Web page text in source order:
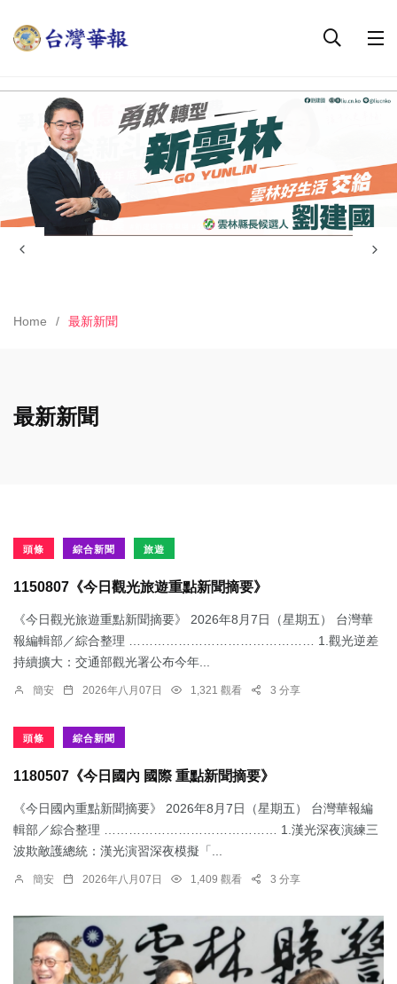
Home 最新新聞
最新新聞
頭條 綜合新聞 旅遊
1150807《今日觀光旅遊重點新聞摘要》
《今日觀光旅遊重點新聞摘要》 2026年8月7日（星期五） 台灣華
報編輯部／綜合整理 ……………………………………… 1.觀光逆差
持續擴大：交通部觀光署公布今年...
簡安 2026年八月07日 1,321 觀看 3 分享
頭條 綜合新聞
1180507《今日國內 國際 重點新聞摘要》
《今日國內重點新聞摘要》 2026年8月7日（星期五） 台灣華報編
輯部／綜合整理 …………………………………… 1.漢光深夜演練三
波欺敵護總統：​漢光演習深夜模擬「...
簡安 2026年八月07日 1,409 觀看 3 分享